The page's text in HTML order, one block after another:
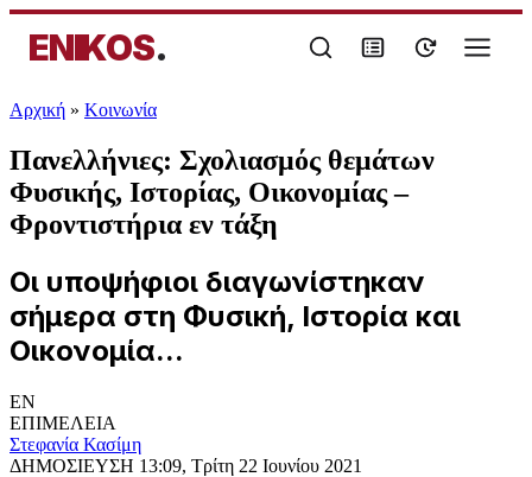
ENIKOS.
Αρχική » Κοινωνία
Πανελλήνιες: Σχολιασμός θεμάτων
Φυσικής, Ιστορίας, Οικονομίας –
Φροντιστήρια εν τάξη
Οι υποψήφιοι διαγωνίστηκαν
σήμερα στη Φυσική, Ιστορία και
Οικονομία...
EN
ΕΠΙΜΕΛΕΙΑ
Στεφανία Κασίμη
ΔΗΜΟΣΙΕΥΣΗ 13:09, Τρίτη 22 Ιουνίου 2021